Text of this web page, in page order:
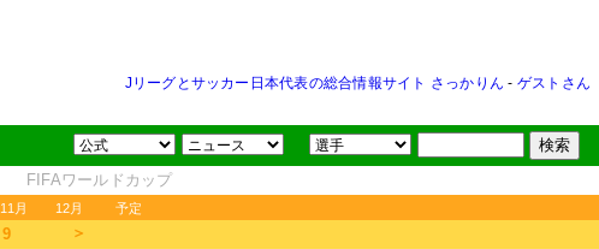
Jリーグとサッカー日本代表の総合情報サイト さっかりん - ゲストさん
FIFAワールドカップ
11月 12月 予定
9 ＞